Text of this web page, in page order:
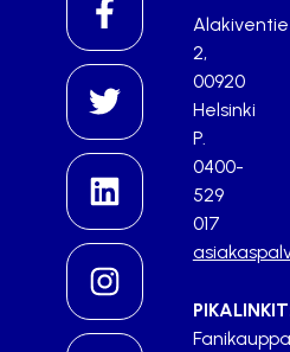
Alakiventie
2,
00920
Helsinki
P.
0400-
529
017
Fanikauppa